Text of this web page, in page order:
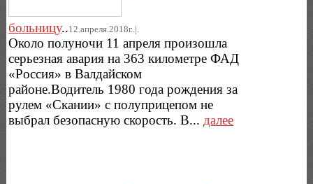
больницу..12.апреля.2018г..|.
Около полуночи 11 апреля произошла
серьезная авария на 363 километре ФАД
«Россия» в Валдайском
районе.Водитель 1980 года рождения за
рулем «Скании» с полуприцепом не
выбрал безопасную скорость. В... далее